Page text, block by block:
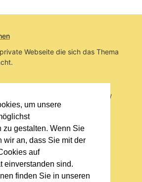
um unsere
zu gestalten. Wenn Sie
wir an, dass Sie mit der
auf
einverstanden sind.
finden Sie in unseren
Webseite die sich das Thema
https://www.bierkreiszeichen.at/
/Gesammelte Biere